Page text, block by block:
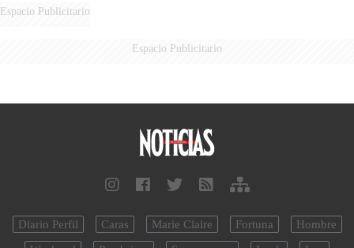
Espacio Publicitario
Espacio Publicitario
Diario Perfil Caras Marie Claire Fortuna
Hombre